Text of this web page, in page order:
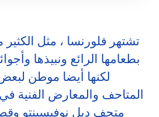
تشتهر فلورنسا ، مثل الكثير
بطعامها الرائع ونبيذها
لكنها أيضا موطن
المتاحف والمعارض الفنية
متحف ديل نوفيسينتو